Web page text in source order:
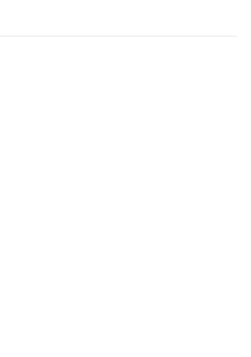
khách hàng, tư vấn
kỹ thuật massage